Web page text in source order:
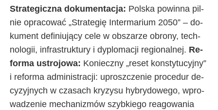
Stra­te­gicz­na do­ku­men­ta­cja: Pol­ska po­win­na pil­
nie opra­co­wać „Stra­te­gię In­ter­ma­rium 2050” – do­
ku­ment de­fi­niu­ją­cy ce­le w ob­sza­rze obro­ny, tech­
no­lo­gii, in­fra­struk­tu­ry i dy­plo­ma­cji re­gio­nal­nej. Re­
for­ma ustro­jo­wa: Ko­niecz­ny „re­set kon­sty­tu­cyj­ny”
i re­for­ma ad­mi­ni­stra­cji: uprosz­cze­nie pro­ce­dur de­
cy­zyj­ny­ch w cza­sa­ch kry­zy­su hy­bry­do­we­go, wpro­
wa­dze­nie me­cha­ni­zmów szyb­kie­go re­ago­wa­nia